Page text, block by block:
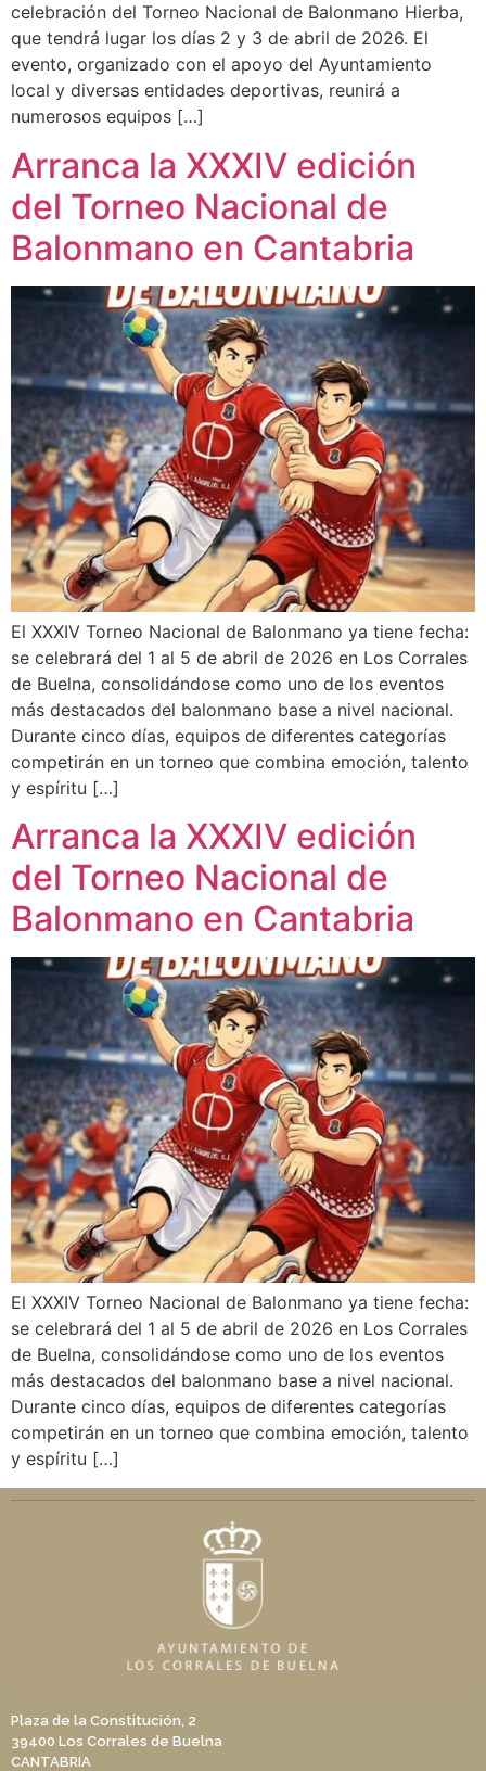
celebración del Torneo Nacional de Balonmano Hierba,
que tendrá lugar los días 2 y 3 de abril de 2026. El
evento, organizado con el apoyo del Ayuntamiento
local y diversas entidades deportivas, reunirá a
numerosos equipos […]
Arranca la XXXIV edición
del Torneo Nacional de
Balonmano en Cantabria
El XXXIV Torneo Nacional de Balonmano ya tiene fecha:
se celebrará del 1 al 5 de abril de 2026 en Los Corrales
de Buelna, consolidándose como uno de los eventos
más destacados del balonmano base a nivel nacional.
Durante cinco días, equipos de diferentes categorías
competirán en un torneo que combina emoción, talento
y espíritu […]
Arranca la XXXIV edición
del Torneo Nacional de
Balonmano en Cantabria
El XXXIV Torneo Nacional de Balonmano ya tiene fecha:
se celebrará del 1 al 5 de abril de 2026 en Los Corrales
de Buelna, consolidándose como uno de los eventos
más destacados del balonmano base a nivel nacional.
Durante cinco días, equipos de diferentes categorías
competirán en un torneo que combina emoción, talento
y espíritu […]
Plaza de la Constitución, 2
39400 Los Corrales de Buelna
CANTABRIA